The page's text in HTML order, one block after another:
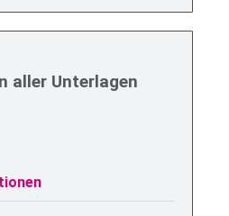
aller Unterlagen